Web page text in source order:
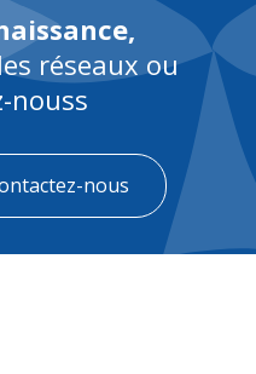
réseaux ou
nouss
nous